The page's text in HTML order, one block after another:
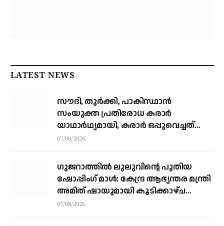
LATEST NEWS
സൗദി, തുര്‍ക്കി, പാകിസ്ഥാന്‍
സംയുക്ത പ്രതിരോധ കരാര്‍
യാഥാര്‍ഥ്യമായി, കരാര്‍ ഒപ്പുവെച്ചത്
വിശുദ്ധ ഹറമിന്റെ ചാരത്ത്
07/08/2026
ഗുജറാത്തിൽ ലുലുവിന്റെ പുതിയ
ഷോപ്പിംഗ് മാൾ: കേന്ദ്ര ആഭ്യന്തര മന്ത്രി
അമിത് ഷായുമായി കൂടിക്കാഴ്ച
നടത്തി എം.എ യൂസഫലി
07/08/2026